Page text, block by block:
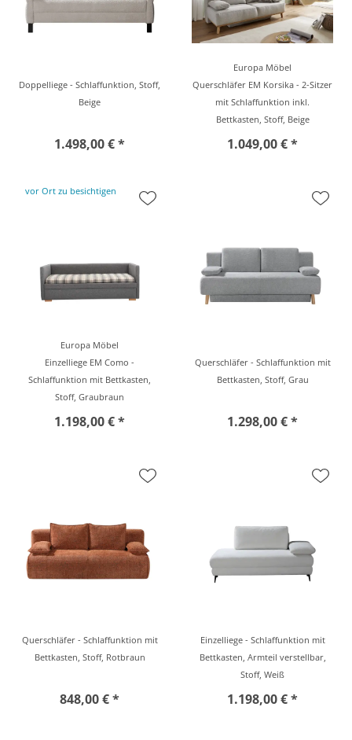
Doppelliege - Schlaffunktion, Stoff,
Beige
1.498,00 € *
Europa Möbel
Querschläfer EM Korsika - 2-Sitzer
mit Schlaffunktion inkl.
Bettkasten, Stoff, Beige
1.049,00 € *
vor Ort zu besichtigen
Europa Möbel
Einzelliege EM Como -
Schlaffunktion mit Bettkasten,
Stoff, Graubraun
1.198,00 € *
Querschläfer - Schlaffunktion mit
Bettkasten, Stoff, Grau
1.298,00 € *
Querschläfer - Schlaffunktion mit
Bettkasten, Stoff, Rotbraun
848,00 € *
Einzelliege - Schlaffunktion mit
Bettkasten, Armteil verstellbar,
Stoff, Weiß
1.198,00 € *